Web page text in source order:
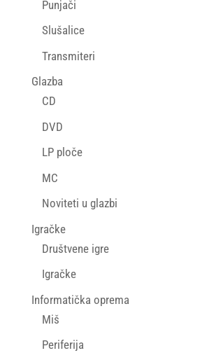
Punjači
Slušalice
Transmiteri
Glazba
CD
DVD
LP ploče
MC
Noviteti u glazbi
Igračke
Društvene igre
Igračke
Informatička oprema
Miš
Periferija